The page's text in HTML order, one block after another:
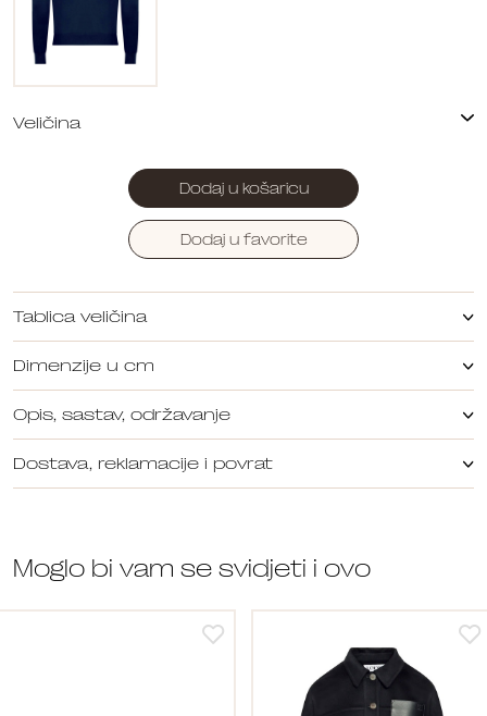
Dodaj u košaricu
Dodaj u favorite
Tablica veličina
Dimenzije u cm
Opis, sastav, održavanje
Dostava, reklamacije i povrat
Moglo bi vam se svidjeti i ovo